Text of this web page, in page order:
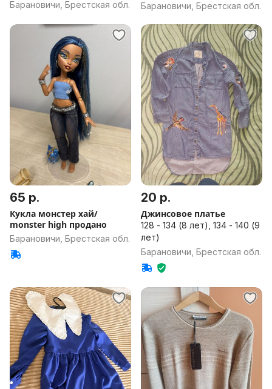
Барановичи, Брестская обл. Барановичи, Брестская обл.
65 р.
Кукла монстер хай/
monster high продано
Барановичи, Брестская обл.
20 р.
Джинсовое платье
128 - 134 (8 лет), 134 - 140 (9
лет)
Барановичи, Брестская обл.